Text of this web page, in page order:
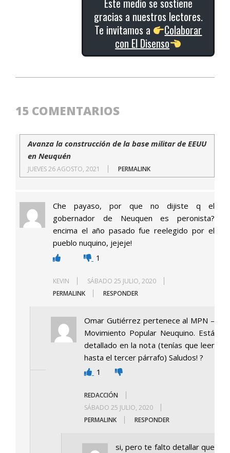
Este medio se sostiene
gracias a nuestros lectores.
Te invitamos a
Colaborar
con El Disenso
25
15 COMENTARIOS
Avanza la construcción de la base militar de EEUU
en Neuquén
JUEVES 26 AGOSTO, 2021 PERMALINK
Che payaso, por que no dijiste q el
gobernador de Neuquen es peronista?
encima el año pasado fue reelegido por el
pueblo nuquino, jejeje!
1
KEVIN
SÁBADO 25 JULIO, 2020
PERMALINK
RESPONDER
Omar Gutiérrez pertenece al MPN –
Movimiento Popular Neuquino. Está
detallado en la nota (tenías que leer
hasta el tercer párrafo) Saludos! ?
1
REDACCIÓN
SÁBADO 25 JULIO, 2020
PERMALINK
RESPONDER
si, pero te falto detallar que